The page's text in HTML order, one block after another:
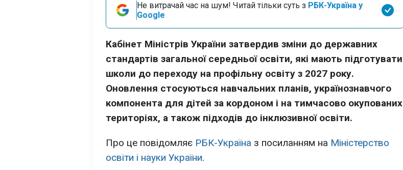
Не витрачай час на шум! Читай тільки суть з РБК-Україна у
Google
Кабінет Міністрів України затвердив зміни до державних
стандартів загальної середньої освіти, які мають підготувати
школи до переходу на профільну освіту з 2027 року.
Оновлення стосуються навчальних планів, українознавчого
компонента для дітей за кордоном і на тимчасово окупованих
територіях, а також підходів до інклюзивної освіти.
Про це повідомляє РБК-Україна з посиланням на Міністерство
освіти і науки України.